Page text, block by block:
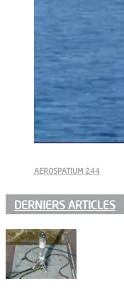
AEROSPATIUM 244
DERNIERS ARTICLES